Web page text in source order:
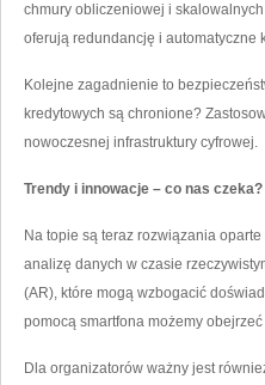
chmury obliczeniowej i
oferują redundancję i automatyczne
Kolejne zagadnienie to
kredytowych są chronione?
nowoczesnej infrastruktury cyfrowej.
Trendy i innowacje – co nas czeka?
Na topie są teraz rozwiązania
analizę danych w czasie
(AR), które mogą wzbogacić
pomocą smartfona możemy
Dla organizatorów ważny jest